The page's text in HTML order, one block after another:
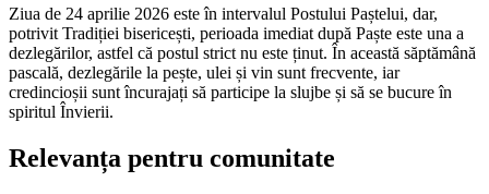
Ziua de 24 aprilie 2026 este în intervalul Postului Paștelui, dar,
potrivit Tradiției bisericești, perioada imediat după Paște este una a
dezlegărilor, astfel că postul strict nu este ținut. În această săptămână
pascală, dezlegările la pește, ulei și vin sunt frecvente, iar
credincioșii sunt încurajați să participe la slujbe și să se bucure în
spiritul Învierii.
Relevanța pentru comunitate